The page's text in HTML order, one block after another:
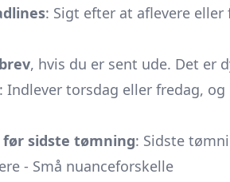
: Sigt efter at aflevere
, hvis du er sent ude. Det er
: Indlever torsdag eller fredag,
sidste tømning: Sidste
- Små nuanceforskelle